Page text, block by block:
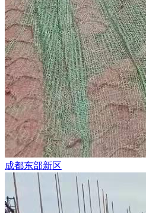
成都东部新区